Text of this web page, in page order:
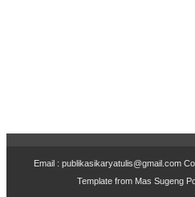
Email : publikasikaryatulis@gmail.com
Template from Mas Sugeng